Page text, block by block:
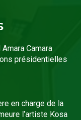
Camara
présidentielles
en charge de la
l’artiste Kosa